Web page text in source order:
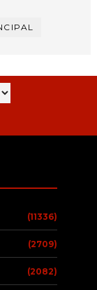
(11336)
(2709)
(2082)